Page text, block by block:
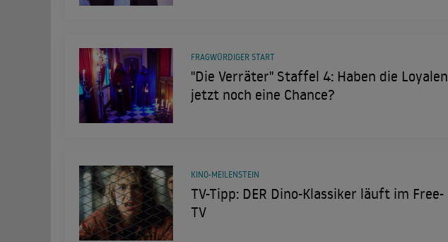
"Die Verräter" Staffel 4: Haben die Loyalen
jetzt noch eine Chance?
FRAGWÜRDIGER START
TV-Tipp: DER Dino-Klassiker läuft im Free-
TV
KINO-MEILENSTEIN